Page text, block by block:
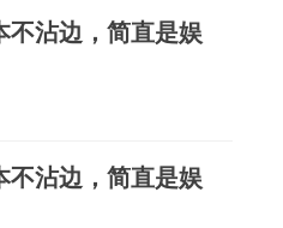
不沾边，简直是娱
不沾边，简直是娱